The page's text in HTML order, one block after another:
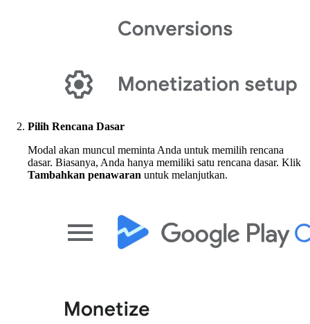
Pilih Rencana Dasar
Modal akan muncul meminta Anda untuk memilih rencana
dasar. Biasanya, Anda hanya memiliki satu rencana dasar. Klik
Tambahkan penawaran untuk melanjutkan.